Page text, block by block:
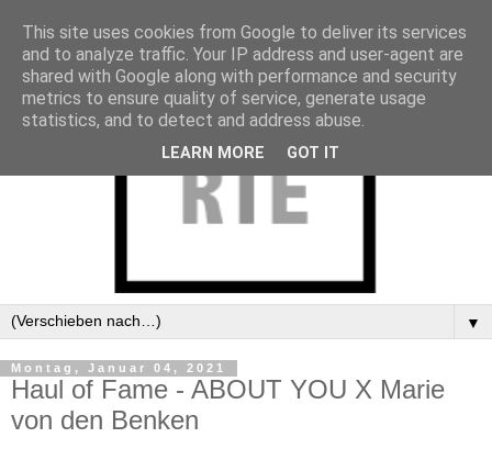
▼
Montag, Januar 04, 2021
Haul of Fame - ABOUT YOU X Marie
von den Benken
This site uses cookies from Google to deliver its services
and to analyze traffic. Your IP address and user-agent are
shared with Google along with performance and security
metrics to ensure quality of service, generate usage
statistics, and to detect and address abuse.
LEARN MORE GOT IT